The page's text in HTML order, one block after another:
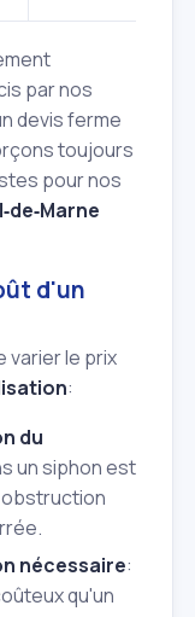
par nos
devis ferme
toujours
pour nos
d'un
varier le prix
:
du
un siphon est
obstruction
nécessaire:
qu'un